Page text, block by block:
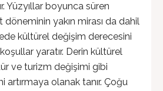
Yüzyıllar boyunca süren
döneminin yakın mirası da dahil
kültürel değişim derecesini
yaratır. Derin kültürel
ve turizm değişimi gibi
artırmaya olanak tanır. Çoğu